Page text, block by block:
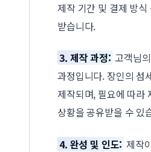
제작 기간 및 결제 방
받습니다.
3. 제작 과정: 고객님
과정입니다. 장인의 섬
제작되며, 필요에 따라
상황을 공유받을 수 있
4. 완성 및 인도: 제작